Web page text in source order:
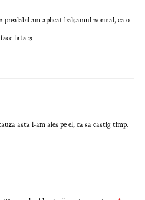
prealabil am aplicat balsamul normal, ca o
fata :s
asta l-am ales pe el, ca sa castig timp.